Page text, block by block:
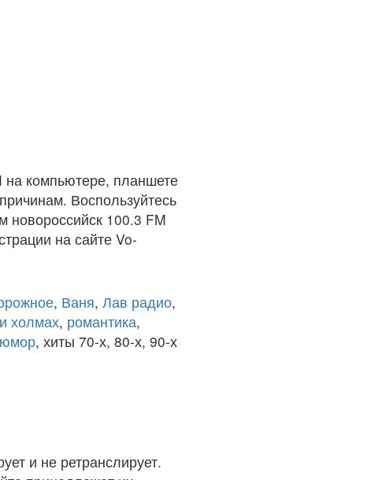
компьютере, планшете
Воспользуйтесь
100.3 FM
на сайте Vo-
, Ваня, Лав радио,
холмах, романтика,
юмор, хиты 70-х, 80-х, 90-х
и не ретранслирует.